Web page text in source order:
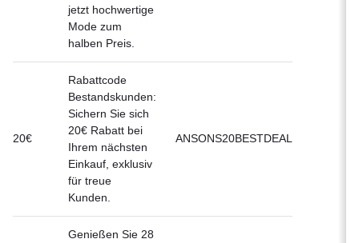
jetzt hochwertige
Mode zum
halben Preis.
20€
Rabattcode
Bestandskunden:
Sichern Sie sich
20€ Rabatt bei
Ihrem nächsten
Einkauf, exklusiv
für treue
Kunden.
ANSONS20BESTDEAL
Genießen Sie 28